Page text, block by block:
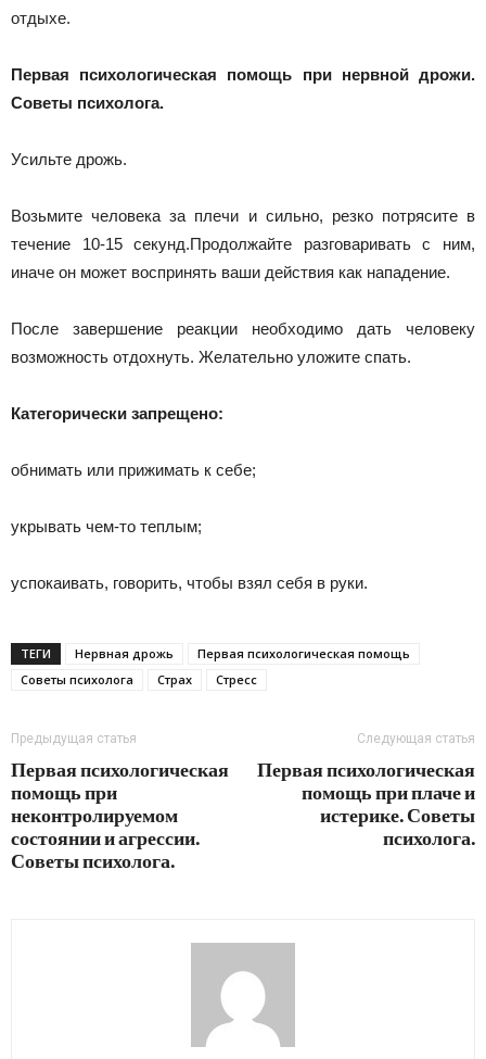
отдыхе.
Первая психологическая помощь при нервной дрожи.
Советы психолога.
Усильте дрожь.
Возьмите человека за плечи и сильно, резко потрясите в
течение 10-15 секунд.Продолжайте разговаривать с ним,
иначе он может воспринять ваши действия как нападение.
После завершение реакции необходимо дать человеку
возможность отдохнуть. Желательно уложите спать.
Категорически запрещено:
обнимать или прижимать к себе;
укрывать чем-то теплым;
успокаивать, говорить, чтобы взял себя в руки.
ТЕГИ Нервная дрожь
Первая психологическая помощь
Советы психолога
Страх Стресс
Предыдущая статья
Первая психологическая
помощь при
неконтролируемом
состоянии и агрессии.
Советы психолога.
Следующая статья
Первая психологическая
помощь при плаче и
истерике. Советы
психолога.